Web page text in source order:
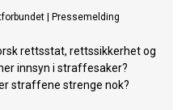
Pressemelding
rettsstat, rettssikkerhet og
innsyn i straffesaker?
straffene strenge nok?